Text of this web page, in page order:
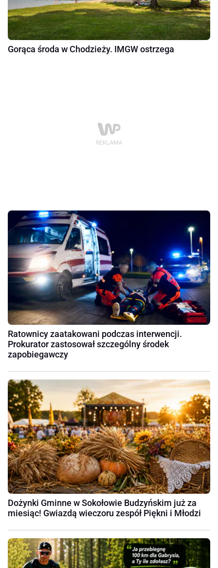
Gorąca środa w Chodzieży. IMGW ostrzega
Ratownicy zaatakowani podczas interwencji.
Prokurator zastosował szczególny środek
zapobiegawczy
Dożynki Gminne w Sokołowie Budzyńskim już za
miesiąc! Gwiazdą wieczoru zespół Piękni i Młodzi